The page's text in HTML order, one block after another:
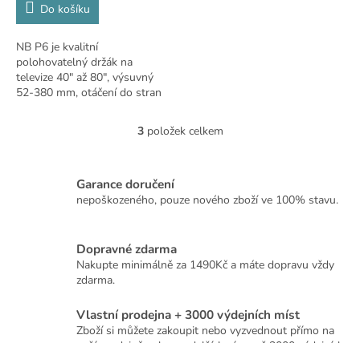
Do košíku
NB P6 je kvalitní
polohovatelný držák na
televize 40" až 80", výsuvný
52-380 mm, otáčení do stran
VESA 200x200 až 600x400,
O
d
p
r
y
v
3položek celkem
Garance doručení
nepoškozeného, pouze nového zboží ve 100% stavu.
Dopravné zdarma
Nakupte minimálně za 1490Kč a máte dopravu vždy
zdarma.
Vlastní prodejna + 3000 výdejních míst
Zboží si můžete zakoupit nebo vyzvednout přímo na